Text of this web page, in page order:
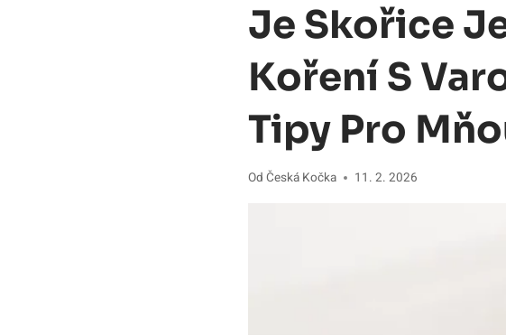
Je Skořice
Koření S
Tipy Pro
Od Česká Kočka 11. 2. 2026